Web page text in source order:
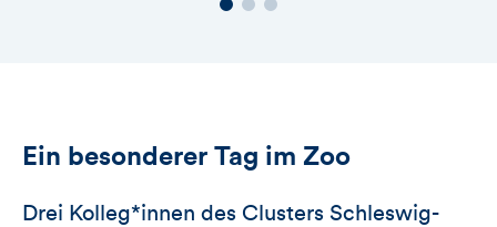
Ein besonderer Tag im Zoo
Drei Kolleg*innen des Clusters Schleswig-